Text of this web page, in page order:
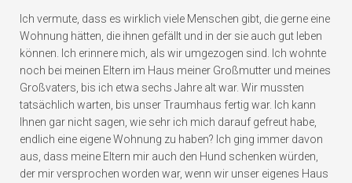
Ich vermute, dass es wirklich viele Menschen gibt, die gerne eine
Wohnung hätten, die ihnen gefällt und in der sie auch gut leben
können. Ich erinnere mich, als wir umgezogen sind. Ich wohnte
noch bei meinen Eltern im Haus meiner Großmutter und meines
Großvaters, bis ich etwa sechs Jahre alt war. Wir mussten
tatsächlich warten, bis unser Traumhaus fertig war. Ich kann
Ihnen gar nicht sagen, wie sehr ich mich darauf gefreut habe,
endlich eine eigene Wohnung zu haben? Ich ging immer davon
aus, dass meine Eltern mir auch den Hund schenken würden,
der mir versprochen worden war, wenn wir unser eigenes Haus